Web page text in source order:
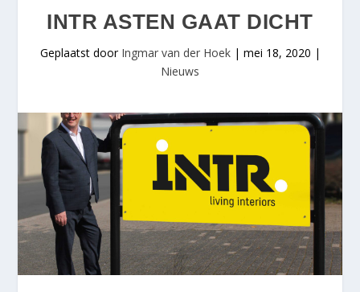
INTR ASTEN GAAT DICHT
Geplaatst door Ingmar van der Hoek| mei 18, 2020 |
Nieuws